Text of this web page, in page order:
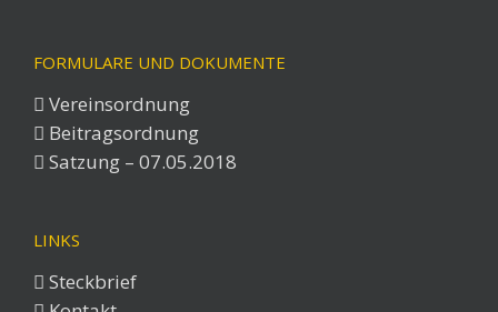
FORMULARE UND DOKUMENTE
Vereinsordnung
Beitragsordnung
Satzung – 07.05.2018
LINKS
Steckbrief